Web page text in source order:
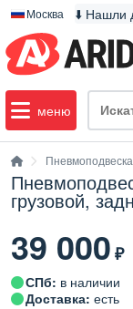
Москва ⬇️ Нашли
меню
Пневмоподвеска
грузовой,
39 000₽
СПб: в наличии
Доставка: есть